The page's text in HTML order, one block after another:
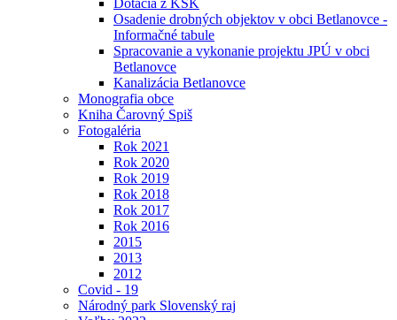
Dotácia z KSK
Osadenie drobných objektov v obci Betlanovce -
Informačné tabule
Spracovanie a vykonanie projektu JPÚ v obci
Betlanovce
Kanalizácia Betlanovce
Monografia obce
Kniha Čarovný Spiš
Fotogaléria
Rok 2021
Rok 2020
Rok 2019
Rok 2018
Rok 2017
Rok 2016
2015
2013
2012
Covid - 19
Národný park Slovenský raj